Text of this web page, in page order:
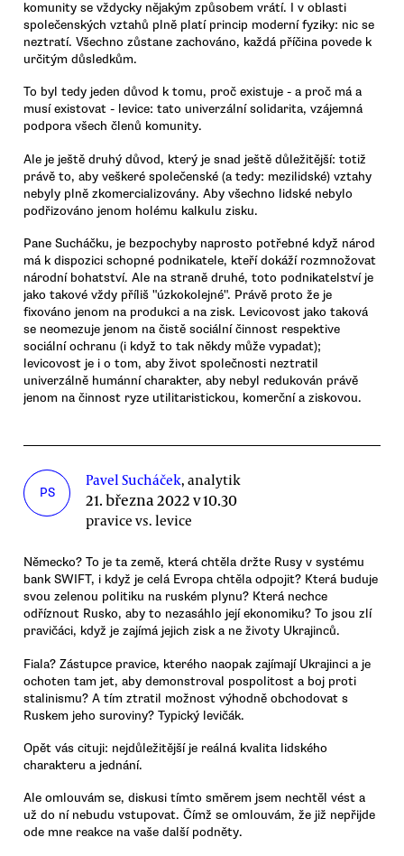
komunity se vždycky nějakým způsobem vrátí. I v oblasti
společenských vztahů plně platí princip moderní fyziky: nic se
neztratí. Všechno zůstane zachováno, každá příčina povede k
určitým důsledkům.
To byl tedy jeden důvod k tomu, proč existuje - a proč má a
musí existovat - levice: tato univerzální solidarita, vzájemná
podpora všech členů komunity.
Ale je ještě druhý důvod, který je snad ještě důležitější: totiž
právě to, aby veškeré společenské (a tedy: mezilidské) vztahy
nebyly plně zkomercializovány. Aby všechno lidské nebylo
podřizováno jenom holému kalkulu zisku.
Pane Sucháčku, je bezpochyby naprosto potřebné když národ
má k dispozici schopné podnikatele, kteří dokáží rozmnožovat
národní bohatství. Ale na straně druhé, toto podnikatelství je
jako takové vždy příliš "úzkokolejné". Právě proto že je
fixováno jenom na produkci a na zisk. Levicovost jako taková
se neomezuje jenom na čistě sociální činnost respektive
sociální ochranu (i když to tak někdy může vypadat);
levicovost je i o tom, aby život společnosti neztratil
univerzálně humánní charakter, aby nebyl redukován právě
jenom na činnost ryze utilitaristickou, komerční a ziskovou.
PS
Pavel Sucháček, analytik
21. března 2022 v 10.30
pravice vs. levice
Německo? To je ta země, která chtěla držte Rusy v systému
bank SWIFT, i když je celá Evropa chtěla odpojit? Která buduje
svou zelenou politiku na ruském plynu? Která nechce
odříznout Rusko, aby to nezasáhlo její ekonomiku? To jsou zlí
pravičáci, když je zajímá jejich zisk a ne životy Ukrajinců.
Fiala? Zástupce pravice, kterého naopak zajímají Ukrajinci a je
ochoten tam jet, aby demonstroval pospolitost a boj proti
stalinismu? A tím ztratil možnost výhodně obchodovat s
Ruskem jeho suroviny? Typický levičák.
Opět vás cituji: nejdůležitější je reálná kvalita lidského
charakteru a jednání.
Ale omlouvám se, diskusi tímto směrem jsem nechtěl vést a
už do ní nebudu vstupovat. Čímž se omlouvám, že již nepřijde
ode mne reakce na vaše další podněty.